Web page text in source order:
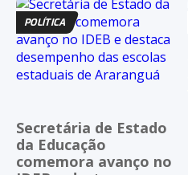
POLÍTICA
Secretária de Estado
da Educação
comemora avanço no